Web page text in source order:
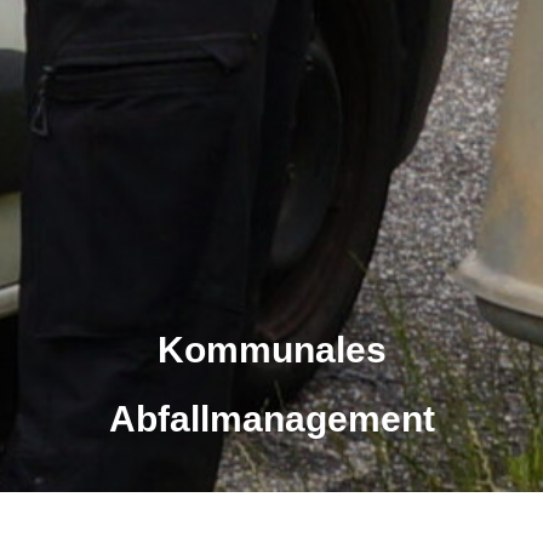
Kommunales
Abfallmanagement